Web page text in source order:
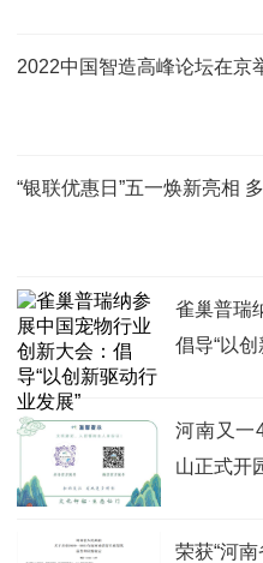
2022中国智造高峰论坛在京
“银联优惠日”五一焕新亮相
雀巢普瑞
倡导“以
河南又一
山正式开
荣获“河